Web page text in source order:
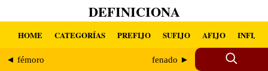
DEFINICIONA
HOME CATEGORÍAS PREFIJO SUFIJO AFIJO INFIJO
◄ fémoro fenado ►